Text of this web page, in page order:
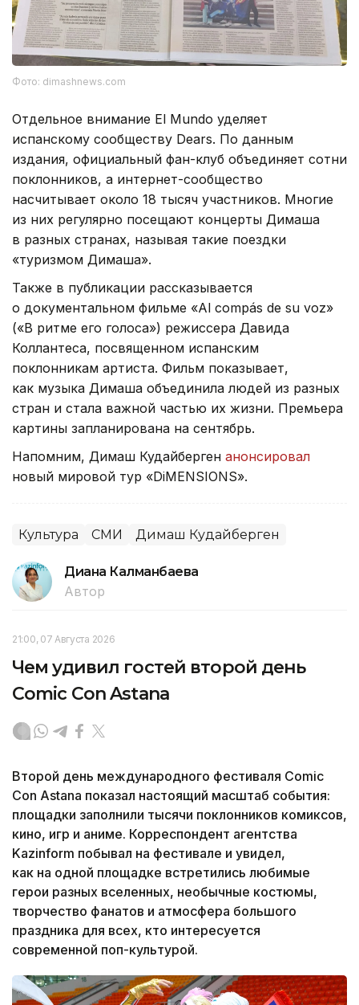
Фото: dimashnews.com
Отдельное внимание El Mundo уделяет
испанскому сообществу Dears. По данным
издания, официальный фан-клуб объединяет сотни
поклонников, а интернет-сообщество
насчитывает около 18 тысяч участников. Многие
из них регулярно посещают концерты Димаша
в разных странах, называя такие поездки
«туризмом Димаша».
Также в публикации рассказывается
о документальном фильме «Al compás de su voz»
(«В ритме его голоса») режиссера Давида
Коллантеса, посвященном испанским
поклонникам артиста. Фильм показывает,
как музыка Димаша объединила людей из разных
стран и стала важной частью их жизни. Премьера
картины запланирована на сентябрь.
Напомним, Димаш Кудайберген анонсировал
новый мировой тур «DiMENSIONS».
Культура СМИ Димаш Кудайберген
Диана Калманбаева
Автор
21:00, 07 Августа 2026
Чем удивил гостей второй день
Comic Con Astana
Второй день международного фестиваля Comic
Con Astana показал настоящий масштаб события:
площадки заполнили тысячи поклонников комиксов,
кино, игр и аниме. Корреспондент агентства
Kazinform побывал на фестивале и увидел,
как на одной площадке встретились любимые
герои разных вселенных, необычные костюмы,
творчество фанатов и атмосфера большого
праздника для всех, кто интересуется
современной поп-культурой.